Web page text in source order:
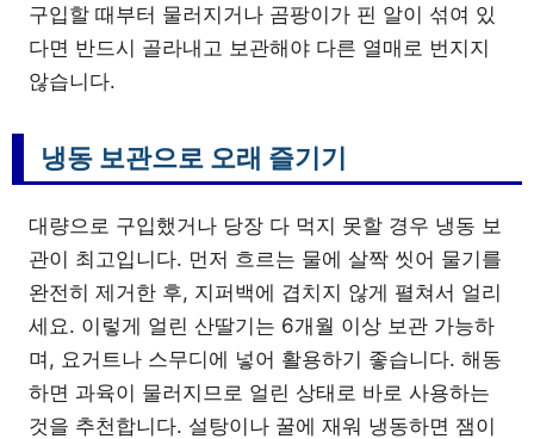
구입할 때부터 물러지거나 곰팡이가 핀 알이 섞여 있
다면 반드시 골라내고 보관해야 다른 열매로 번지지
않습니다.
냉동 보관으로 오래 즐기기
대량으로 구입했거나 당장 다 먹지 못할 경우 냉동 보
관이 최고입니다. 먼저 흐르는 물에 살짝 씻어 물기를
완전히 제거한 후, 지퍼백에 겹치지 않게 펼쳐서 얼리
세요. 이렇게 얼린 산딸기는 6개월 이상 보관 가능하
며, 요거트나 스무디에 넣어 활용하기 좋습니다. 해동
하면 과육이 물러지므로 얼린 상태로 바로 사용하는
것을 추천합니다. 설탕이나 꿀에 재워 냉동하면 잼이